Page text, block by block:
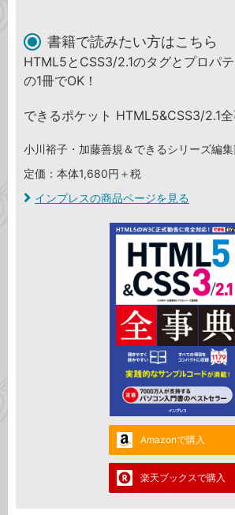
書籍で読みたい方はこちら
HTML5とCSS3/2.1のタグとプロパ
の1冊でOK！
できるポケット HTML5&CSS3/2.1
小川裕子・加藤善規＆できるシリーズ編集
定価：本体1,680円＋税
インプレスの商品ページを見る
Amazonで購入
楽天ブックスで購入